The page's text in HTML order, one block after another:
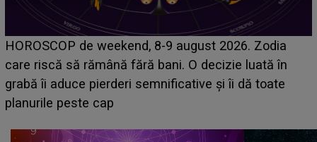
Emanuel a ținut ACEST DETALIU ASCUNS până
acum! În fața Alexandrei, concurentul din Casa Iubirii
face o MĂRTURISIRE NEAȘTEPTATĂ despre mama
sa: "I-am spus și ei în față, eu nu te iubesc pentru